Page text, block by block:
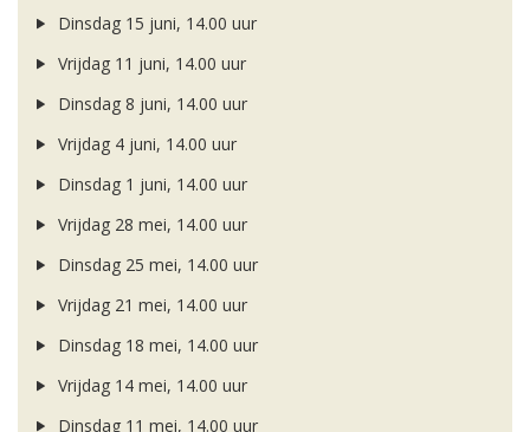
Dinsdag 15 juni, 14.00 uur
Vrijdag 11 juni, 14.00 uur
Dinsdag 8 juni, 14.00 uur
Vrijdag 4 juni, 14.00 uur
Dinsdag 1 juni, 14.00 uur
Vrijdag 28 mei, 14.00 uur
Dinsdag 25 mei, 14.00 uur
Vrijdag 21 mei, 14.00 uur
Dinsdag 18 mei, 14.00 uur
Vrijdag 14 mei, 14.00 uur
Dinsdag 11 mei, 14.00 uur